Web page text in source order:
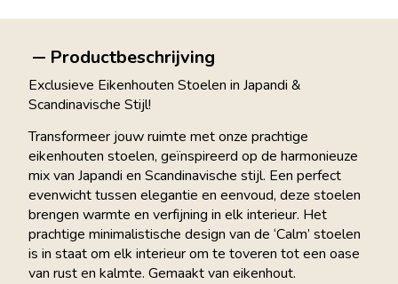
Productbeschrijving
Exclusieve Eikenhouten Stoelen in Japandi &
Scandinavische Stijl!
Transformeer jouw ruimte met onze prachtige
eikenhouten stoelen, geïnspireerd op de harmonieuze
mix van Japandi en Scandinavische stijl. Een perfect
evenwicht tussen elegantie en eenvoud, deze stoelen
brengen warmte en verfijning in elk interieur. Het
prachtige minimalistische design van de ‘Calm’ stoelen
is in staat om elk interieur om te toveren tot een oase
van rust en kalmte. Gemaakt van eikenhout.